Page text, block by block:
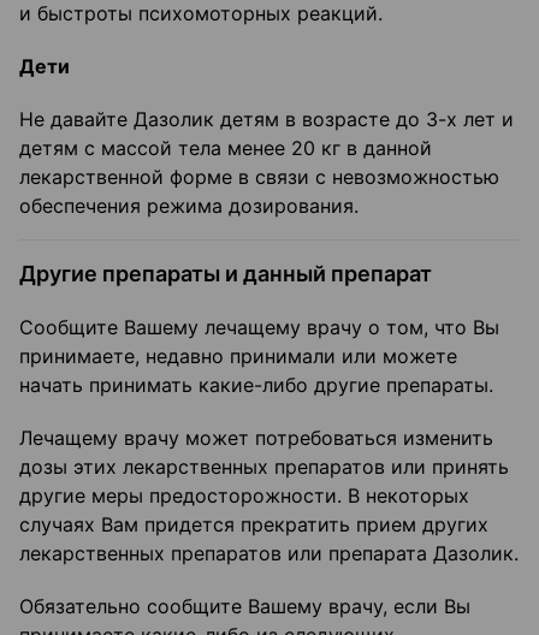
и быстроты психомоторных реакций.
Дети
Не давайте Дазолик детям в возрасте до 3-х лет и
детям с массой тела менее 20 кг в данной
лекарственной форме в связи с невозможностью
обеспечения режима дозирования.
Другие препараты и данный препарат
Сообщите Вашему лечащему врачу о том, что Вы
принимаете, недавно принимали или можете
начать принимать какие-либо другие препараты.
Лечащему врачу может потребоваться изменить
дозы этих лекарственных препаратов или принять
другие меры предосторожности. В некоторых
случаях Вам придется прекратить прием других
лекарственных препаратов или препарата Дазолик.
Обязательно сообщите Вашему врачу, если Вы